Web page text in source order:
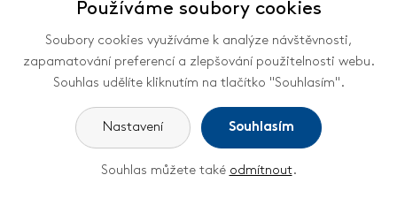
Používáme soubory cookies
Soubory cookies využíváme k analýze návštěvnosti,
zapamatování preferencí a zlepšování použitelnosti webu.
Souhlas udělíte kliknutím na tlačítko "Souhlasím".
Nastavení Souhlasím
Souhlas můžete také odmítnout.